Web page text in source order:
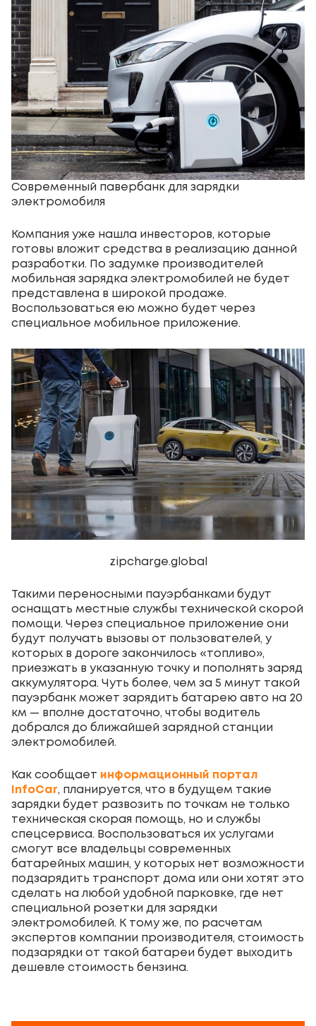
Современный павербанк для зарядки
электромобиля
Компания уже нашла инвесторов, которые
готовы вложит средства в реализацию данной
разработки. По задумке производителей
мобильная зарядка электромобилей не будет
представлена в широкой продаже.
Воспользоваться ею можно будет через
специальное мобильное приложение.
zipcharge.global
Такими переносными пауэрбанками будут
оснащать местные службы технической скорой
помощи. Через специальное приложение они
будут получать вызовы от пользователей, у
которых в дороге закончилось «топливо»,
приезжать в указанную точку и пополнять заряд
аккумулятора. Чуть более, чем за 5 минут такой
пауэрбанк может зарядить батарею авто на 20
км — вполне достаточно, чтобы водитель
добрался до ближайшей зарядной станции
электромобилей.
Как сообщает информационный портал
InfoCar, планируется, что в будущем такие
зарядки будет развозить по точкам не только
техническая скорая помощь, но и службы
спецсервиса. Воспользоваться их услугами
смогут все владельцы современных
батарейных машин, у которых нет возможности
подзарядить транспорт дома или они хотят это
сделать на любой удобной парковке, где нет
специальной розетки для зарядки
электромобилей. К тому же, по расчетам
экспертов компании производителя, стоимость
подзарядки от такой батареи будет выходить
дешевле стоимость бензина.